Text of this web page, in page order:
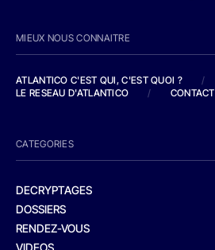
MIEUX NOUS CONNAITRE
ATLANTICO C'EST QUI, C'EST QUOI ?
/
LE RESEAU D'ATLANTICO
/ CONTACT
CATEGORIES
DECRYPTAGES
DOSSIERS
RENDEZ-VOUS
VIDEOS